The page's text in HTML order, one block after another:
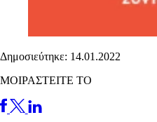
Δημοσιεύτηκε: 14.01.2022
ΜΟΙΡΑΣΤΕΙΤΕ ΤΟ